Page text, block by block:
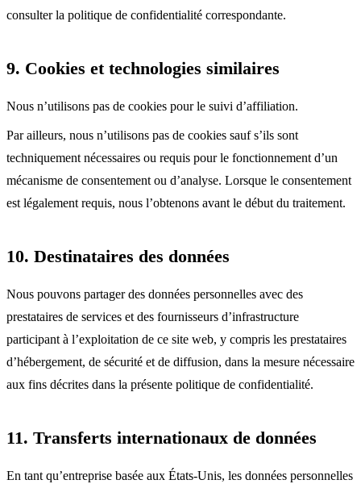
consulter la politique de confidentialité correspondante.
9. Cookies et technologies similaires
Nous n’utilisons pas de cookies pour le suivi d’affiliation.
Par ailleurs, nous n’utilisons pas de cookies sauf s’ils sont
techniquement nécessaires ou requis pour le fonctionnement d’un
mécanisme de consentement ou d’analyse. Lorsque le consentement
est légalement requis, nous l’obtenons avant le début du traitement.
10. Destinataires des données
Nous pouvons partager des données personnelles avec des
prestataires de services et des fournisseurs d’infrastructure
participant à l’exploitation de ce site web, y compris les prestataires
d’hébergement, de sécurité et de diffusion, dans la mesure nécessaire
aux fins décrites dans la présente politique de confidentialité.
11. Transferts internationaux de données
En tant qu’entreprise basée aux États-Unis, les données personnelles